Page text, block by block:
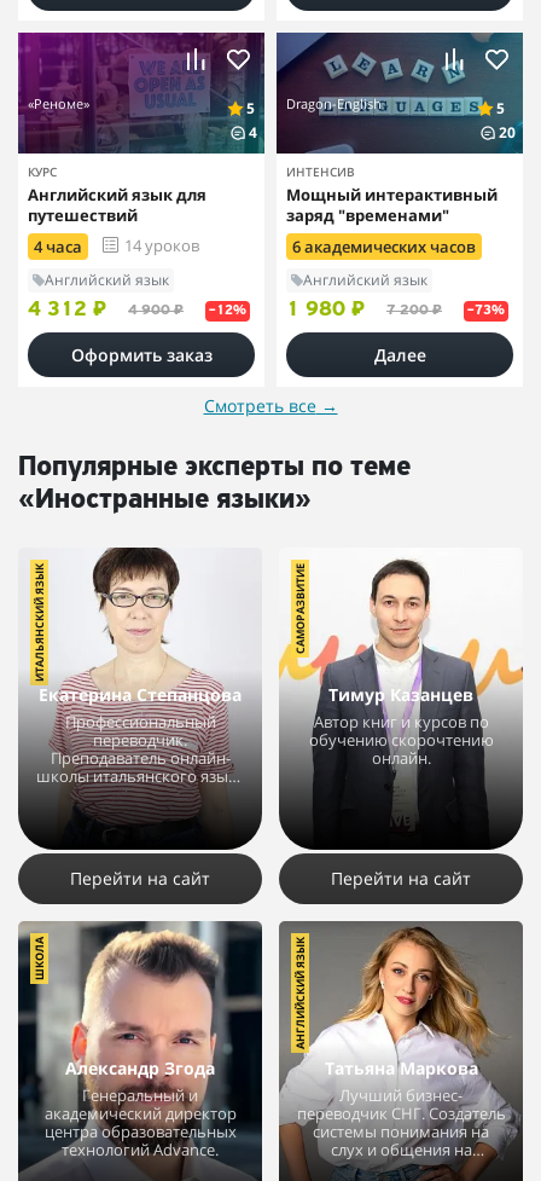
«Реноме»
5
4
КУРС
Английский язык для
путешествий
4 часа
14 уроков
Английский язык
4 312 ₽ 4 900 ₽ –12%
Оформить заказ
Dragon-English
5
20
ИНТЕНСИВ
Мощный интерактивный
заряд "временами"
6 академических часов
Английский язык
1 980 ₽ 7 200 ₽ –73%
Далее
Смотреть все →
Популярные эксперты по теме
«Иностранные языки»
Екатерина Степанцова
Профессиональный
переводчик.
Преподаватель онлайн-
школы итальянского языка
Magnitalia.
5024
ИТАЛЬЯНСКИЙ ЯЗЫК
Перейти на сайт
Тимур Казанцев
Автор книг и курсов по
обучению скорочтению
онлайн.
12
САМОРАЗВИТИЕ
Перейти на сайт
Александр Згода
Генеральный и
академический директор
центра образовательных
технологий Advance.
ШКОЛА
Татьяна Маркова
Лучший бизнес-
переводчик СНГ. Создатель
системы понимания на
слух и общения на
английском.
АНГЛИЙСКИЙ ЯЗЫК